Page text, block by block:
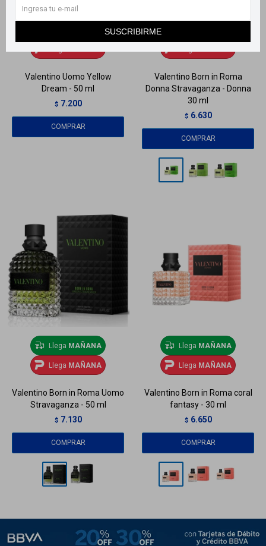
SUSCRIBIRME
Valentino Uomo Yellow
Dream - 50 ml
$ 7.200
Valentino Born in Roma
Donna Stravaganza - Donna
30 ml
$ 6.630
Llega MAÑANA
Llega MAÑANA
Valentino Born in Roma Uomo
Stravaganza - 50 ml
$ 7.130
Llega MAÑANA
Llega MAÑANA
Valentino Born in Roma coral
fantasy - 30 ml
$ 6.650